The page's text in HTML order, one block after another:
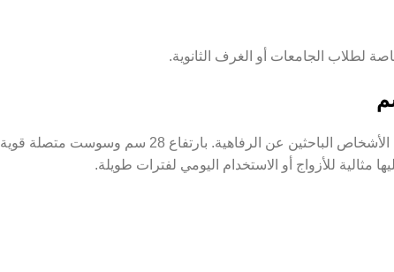
لطلاب الجامعات أو الغرف الثانوية.
من الفئات الفاخرة اللي بتناسب الأشخاص الباحثين عن الرفاهية. بارتفاع 28 سم وسوست متصلة قوية
مثالية للأزواج أو الاستخدام اليومي لفترات طويلة.